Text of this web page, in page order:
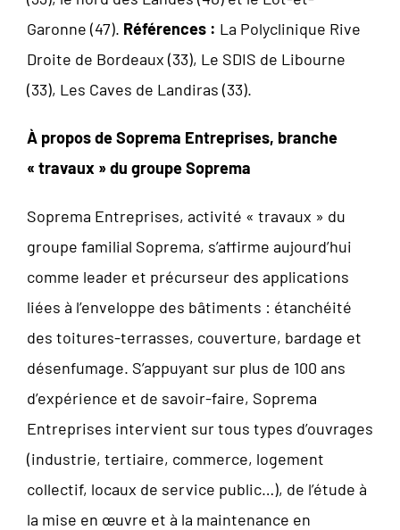
Garonne (47). Références : La Polyclinique Rive
Droite de Bordeaux (33), Le SDIS de Libourne
(33), Les Caves de Landiras (33).
À propos de Soprema Entreprises, branche
« travaux » du groupe Soprema
Soprema Entreprises, activité « travaux » du
groupe familial Soprema, s’affirme aujourd’hui
comme leader et précurseur des applications
liées à l’enveloppe des bâtiments : étanchéité
des toitures-terrasses, couverture, bardage et
désenfumage. S’appuyant sur plus de 100 ans
d’expérience et de savoir-faire, Soprema
Entreprises intervient sur tous types d’ouvrages
(industrie, tertiaire, commerce, logement
collectif, locaux de service public…), de l’étude à
la mise en œuvre et à la maintenance en